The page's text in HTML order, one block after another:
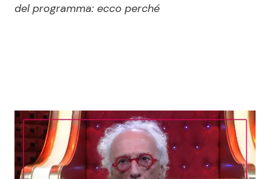
News Spettacolo
Benessere Cucina e Ricette
del programma: ecco perché